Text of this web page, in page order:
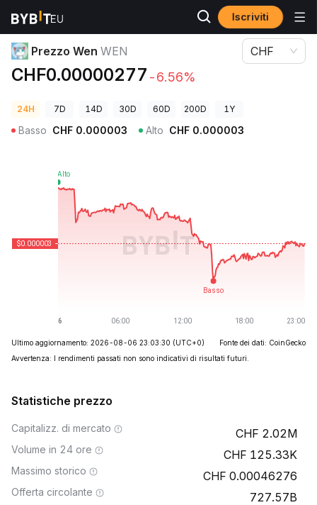
Iscriviti
Prezzi Crypto
Prezzo Wen WEN
CHF0.00000277 -6.56%
CHF
24H 7D 14D 30D 60D 200D 1Y
Basso CHF 0.000003 Alto CHF 0.000003
Ultimo aggiornamento: 2026-08-06 23:03:30 (UTC+0)
Fonte dei dati: CoinGecko
Avvertenza: I rendimenti passati non sono indicativi di risultati futuri.
Statistiche prezzo
Capitalizz. di mercato 2.02M
Volume in 24 ore 125.33K
Massimo storico 0.00046276
Offerta circolante 727.57B